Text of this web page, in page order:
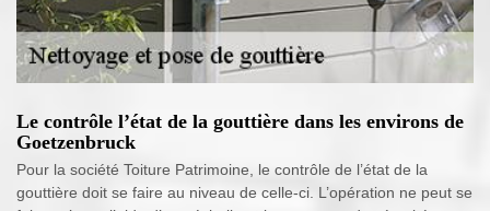
Le contrôle l’état de la gouttière dans les environs de
Goetzenbruck
Pour la société Toiture Patrimoine, le contrôle de l’état de la
gouttière doit se faire au niveau de celle-ci. L’opération ne peut se